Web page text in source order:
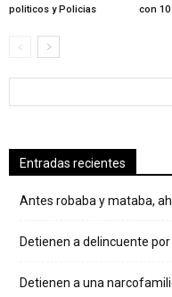
politicos y Policias
con
Entradas recientes
Antes robaba y mataba,
Detienen a delincuente
Detienen a una